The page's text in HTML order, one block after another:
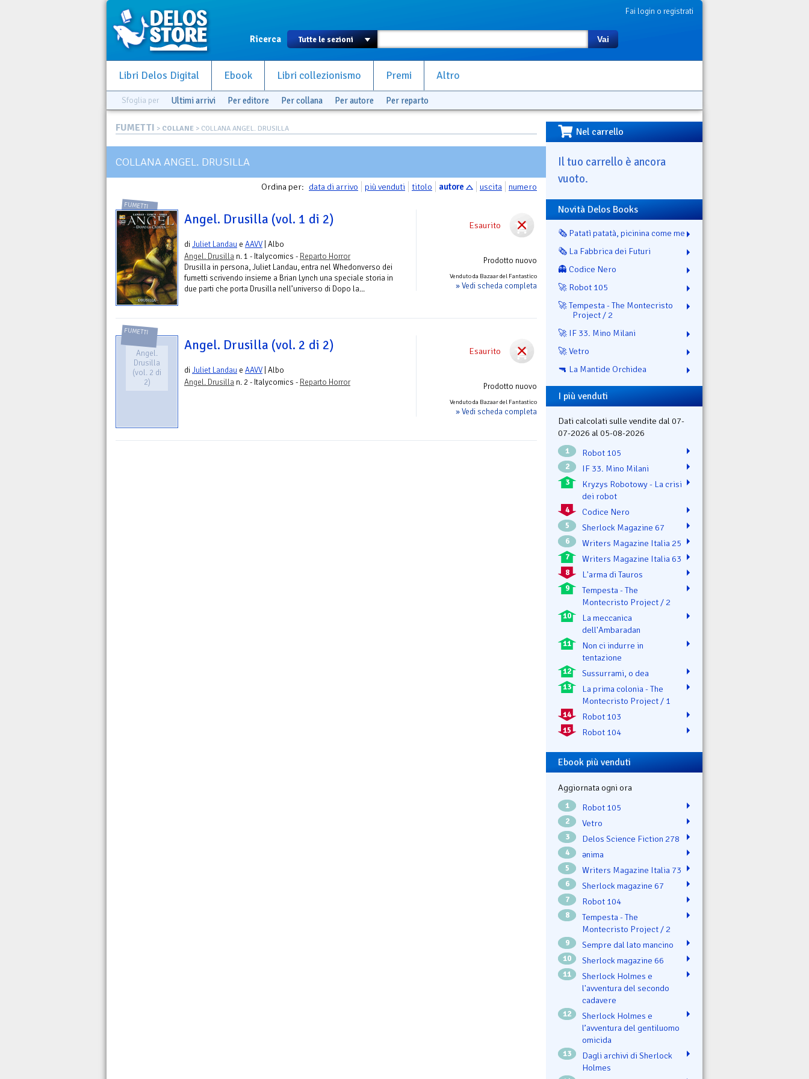
Fai login o registrati
Ricerca Vai
Libri Delos Digital Ebook Libri collezionismo Premi Altro
Sfoglia per Ultimi arrivi Per editore Per collana Per autore Per reparto
FUMETTI > COLLANE > COLLANA ANGEL. DRUSILLA
COLLANA ANGEL. DRUSILLA
Ordina per: data di arrivo più venduti titolo autore uscita numero
Esaurito
Prodotto nuovo
Venduto da Bazaar del Fantastico
» Vedi scheda completa
FUMETTI
Angel. Drusilla (vol. 1 di 2)
diJuliet Landau e AAVV | Albo
Angel. Drusilla n. 1 - Italycomics - Reparto Horror
Drusilla in persona, Juliet Landau, entra nel Whedonverso dei
fumetti scrivendo insieme a Brian Lynch una speciale storia in
due parti che porta Drusilla nell’universo di Dopo la...
Esaurito
Prodotto nuovo
Venduto da Bazaar del Fantastico
» Vedi scheda completa
FUMETTI
Angel.
Drusilla
(vol. 2 di
2)
Angel. Drusilla (vol. 2 di 2)
diJuliet Landau e AAVV | Albo
Angel. Drusilla n. 2 - Italycomics - Reparto Horror
Nel carrello
Il tuo carrello è ancora
vuoto.
Novità Delos Books
🗞️ Patatì patatà, picinina come me
🗞️ La Fabbrica dei Futuri
👻 Codice Nero
🚀 Robot 105
🚀 Tempesta - The Montecristo
Project / 2
🚀 IF 33. Mino Milani
🚀 Vetro
🔫 La Mantide Orchidea
I più venduti
Dati calcolati sulle vendite dal 07-
07-2026 al 05-08-2026
1 Robot 105
2 IF 33. Mino Milani
3
Kryzys Robotowy - La crisi
dei robot
4 Codice Nero
5 Sherlock Magazine 67
6 Writers Magazine Italia 25
7 Writers Magazine Italia 63
8 L'arma di Tauros
9
Tempesta - The
Montecristo Project / 2
10
La meccanica
dell'Ambaradan
11
Non ci indurre in
tentazione
12 Sussurrami, o dea
13
La prima colonia - The
Montecristo Project / 1
14 Robot 103
15 Robot 104
Ebook più venduti
Aggiornata ogni ora
1 Robot 105
2 Vetro
3 Delos Science Fiction 278
4 ənima
5 Writers Magazine Italia 73
6 Sherlock magazine 67
7 Robot 104
8
Tempesta - The
Montecristo Project / 2
9 Sempre dal lato mancino
10 Sherlock magazine 66
11
Sherlock Holmes e
l'avventura del secondo
cadavere
12
Sherlock Holmes e
l’avventura del gentiluomo
omicida
13
Dagli archivi di Sherlock
Holmes